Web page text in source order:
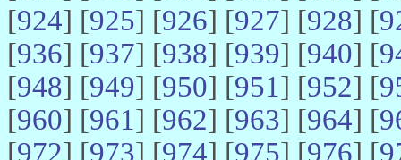
[924] [925] [926] [927] [928] [
[936] [937] [938] [939] [940] [
[948] [949] [950] [951] [952] [
[960] [961] [962] [963] [964] [
[972] [973] [974] [975] [976] [